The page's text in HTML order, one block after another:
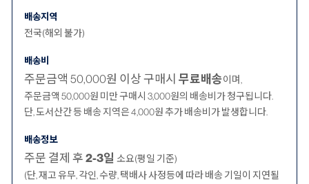
배송지역
전국(해외 불가)
배송비
주문금액 50,000원 이상 구매시 무료배송이며,
주문금액 50,000원 미만 구매시 3,000원의 배송비가 청구됩니다.
단, 도서산간 등 배송 지역은 4,000원 추가 배송비가 발생합니다.
배송정보
주문 결제 후2-3일 소요(평일 기준)
(단, 재고 유무, 각인, 수량, 택배사 사정등에 따라 배송 기일이 지연될